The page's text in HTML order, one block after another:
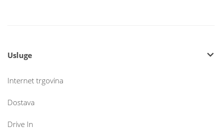
Usluge
Internet trgovina
Dostava
Drive In